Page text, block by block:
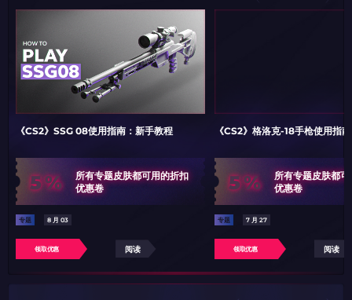
《CS2》SSG 08使用指南：新手教程
5%
所有专题皮肤都可用的折扣
优惠卷
专题 8 月 03
领取优惠 阅读
《CS2》格洛克-18手枪使用指
5%
所有专题皮肤都
优惠卷
专题 7 月 27
领取优惠 阅读